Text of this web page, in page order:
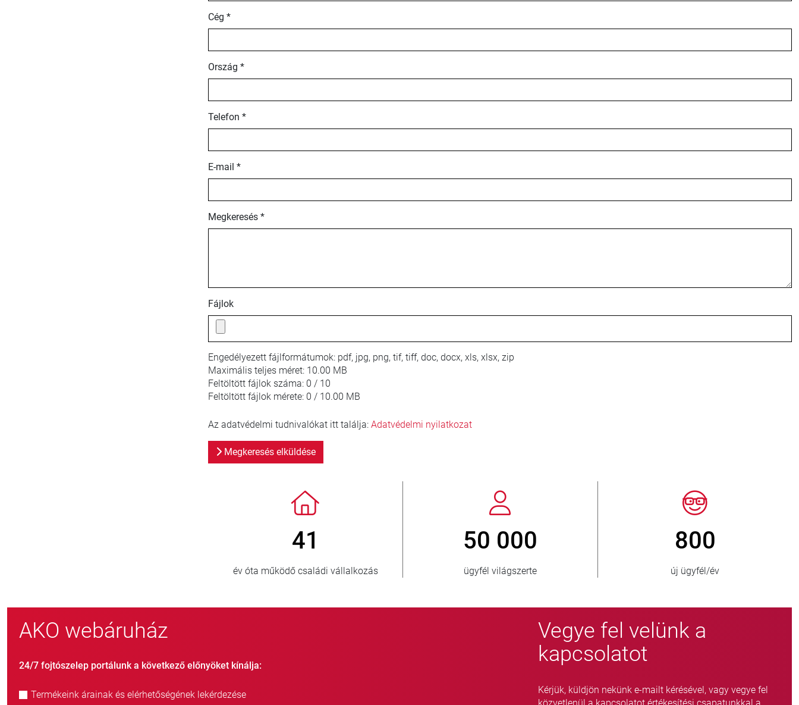
Cég *
Ország *
Telefon *
E-mail *
Megkeresés *
Fájlok
Engedélyezett fájlformátumok: pdf, jpg, png, tif, tiff, doc, docx, xls, xlsx, zip
Maximális teljes méret: 10.00 MB
Feltöltött fájlok száma: 0 / 10
Feltöltött fájlok mérete: 0 / 10.00 MB
Az adatvédelmi tudnivalókat itt találja: Adatvédelmi nyilatkozat
Megkeresés elküldése
> 3 500 000
eladott egység
AKO webáruház
24/7 fojtószelep portálunk a következő előnyöket kínálja:
Termékeink árainak és elérhetőségének lekérdezése
Vegye fel velünk a
kapcsolatot
Kérjük, küldjön nekünk e-mailt kérésével, vagy vegye fel